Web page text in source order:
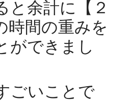
と余計に【２
時間の重みを
ができまし
ごいことで